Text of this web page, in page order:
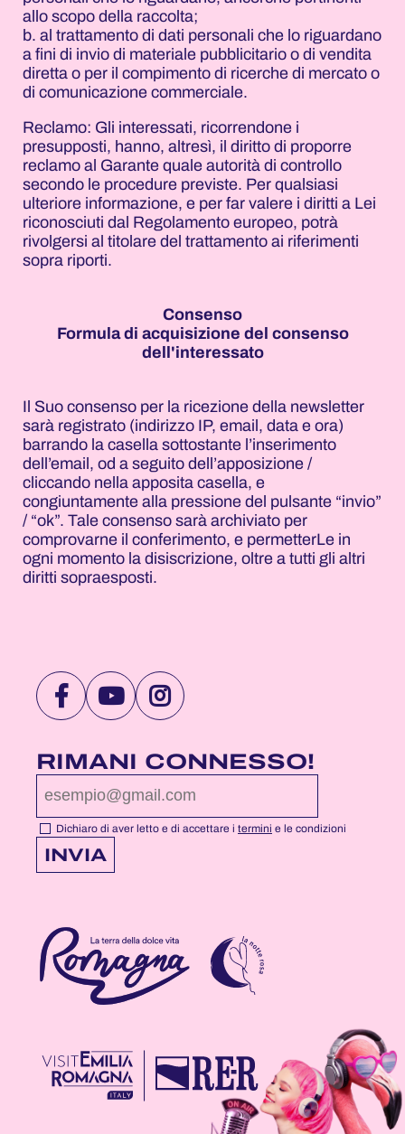
allo scopo della raccolta;
b. al trattamento di dati personali che lo riguardano
a fini di invio di materiale pubblicitario o di vendita
diretta o per il compimento di ricerche di mercato o
di comunicazione commerciale.
Reclamo: Gli interessati, ricorrendone i
presupposti, hanno, altresì, il diritto di proporre
reclamo al Garante quale autorità di controllo
secondo le procedure previste. Per qualsiasi
ulteriore informazione, e per far valere i diritti a Lei
riconosciuti dal Regolamento europeo, potrà
rivolgersi al titolare del trattamento ai riferimenti
sopra riporti.
Consenso
Formula di acquisizione del consenso
dell'interessato
Il Suo consenso per la ricezione della newsletter
sarà registrato (indirizzo IP, email, data e ora)
barrando la casella sottostante l’inserimento
dell’email, od a seguito dell’apposizione /
cliccando nella apposita casella, e
congiuntamente alla pressione del pulsante “invio”
/ “ok”. Tale consenso sarà archiviato per
comprovarne il conferimento, e permetterLe in
ogni momento la disiscrizione, oltre a tutti gli altri
diritti sopraesposti.
VISITA
PAGINA
FACEBOOK
DI
NOTTEROSA
VISITA
PAGINA
YOUTUBE
DI
NOTTEROSA
VISITA
PAGINA
INSTAGRAM
DI
NOTTEROSA
RIMANI CONNESSO!
Dichiaro di aver letto e di accettare i termini e le condizioni
INVIA